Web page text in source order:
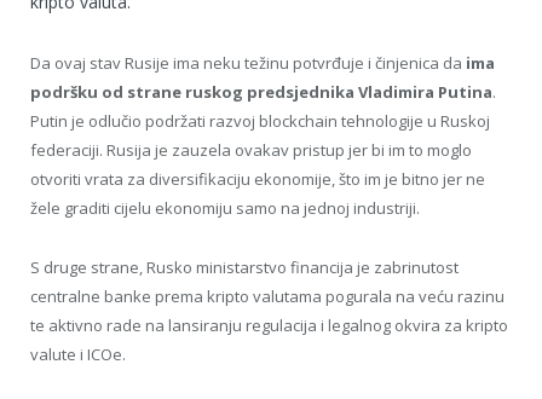
Da ovaj stav Rusije ima neku težinu potvrđuje i činjenica da ima
podršku od strane ruskog predsjednika Vladimira Putina.
Putin je odlučio podržati razvoj blockchain tehnologije u Ruskoj
federaciji. Rusija je zauzela ovakav pristup jer bi im to moglo
otvoriti vrata za diversifikaciju ekonomije, što im je bitno jer ne
žele graditi cijelu ekonomiju samo na jednoj industriji.
S druge strane, Rusko ministarstvo financija je zabrinutost
centralne banke prema kripto valutama pogurala na veću razinu
te aktivno rade na lansiranju regulacija i legalnog okvira za kripto
valute i ICOe.